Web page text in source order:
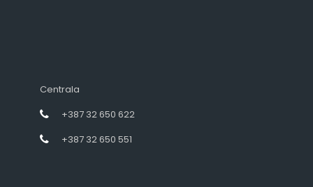
Centrala
+387 32 650 622
+387 32 650 551